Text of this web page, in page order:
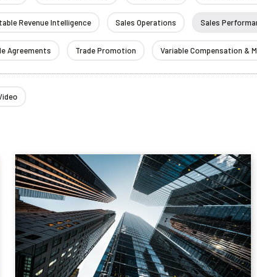
Revenue Intelligence Sales Operations Sales
Agreements Trade Promotion Variable Compensation &